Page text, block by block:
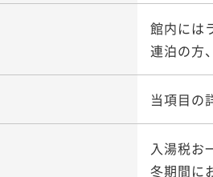
館内には
連泊の方
当項目の
入湯税お
冬期間に